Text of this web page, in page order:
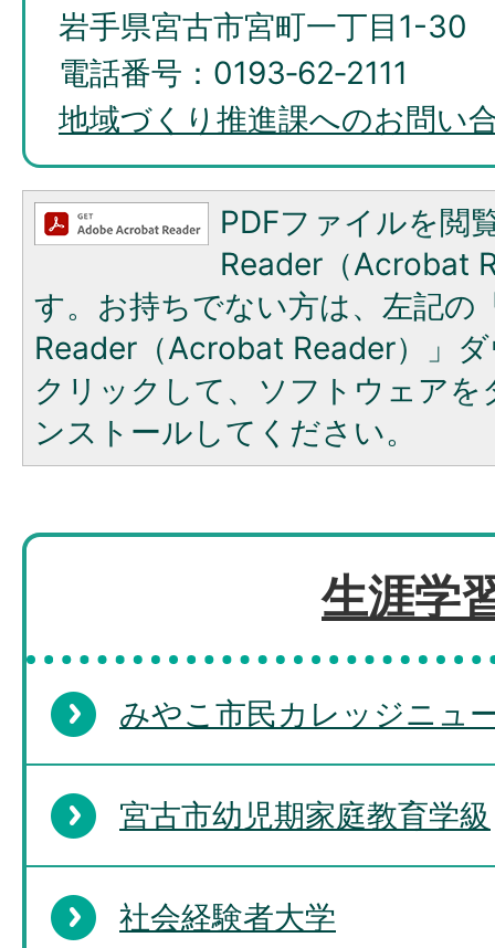
岩手県宮古市宮町一丁目1-30
電話番号：0193‐62‐2111
地域づくり推進課へのお問い
PDFファイルを閲
Reader（Acrobat
す。お持ちでない方は、左記の
Reader（Acrobat Reader）」
クリックして、ソフトウェア
ンストールしてください。
生涯学
みやこ市民カレッジニュ
宮古市幼児期家庭教育学級
社会経験者大学